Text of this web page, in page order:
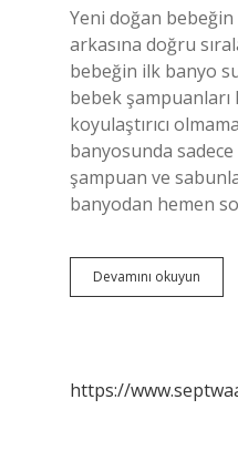
Yeni doğan bebeğin
arkasına doğru
bebeğin ilk banyo
bebek
koyulaştırıcı
banyosunda
şampuan ve
banyodan hemen
Devamını okuyun
Ilk
https://